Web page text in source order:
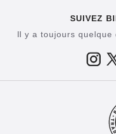
SUIVEZ
Il y a toujours quelque